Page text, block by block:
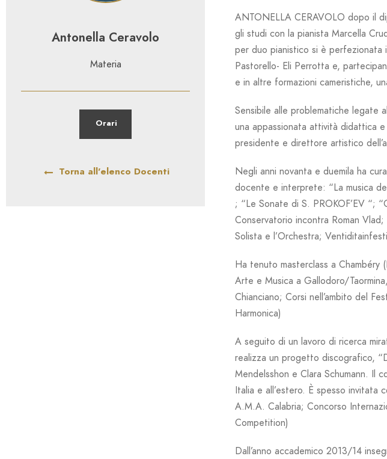
Antonella Ceravolo
Materia
Orari
Torna all'elenco Docenti
ANTONELLA CERAVOLO dopo il
gli studi con la pianista Marcella
per duo pianistico si è
Pastorello- Eli Perrotta e,
e in altre formazioni cameristiche,
Sensibile alle problematiche legate
una appassionata attività didattica
presidente e direttore artistico
Negli anni novanta e duemila ha
docente e interprete: “La musica
; “Le Sonate di S. PROKOF’EV “;
Conservatorio incontra Roman
Solista e l’Orchestra;
Ha tenuto masterclass a Chambéry
Arte e Musica a Gallodoro/
Chianciano; Corsi nell’ambito del
Harmonica)
A seguito di un lavoro di ricerca
realizza un progetto discografico,
Mendelsshon e Clara Schumann.
Italia e all’estero. È spesso invitata
A.M.A. Calabria; Concorso
Competition)
Dall’anno accademico 2013/14